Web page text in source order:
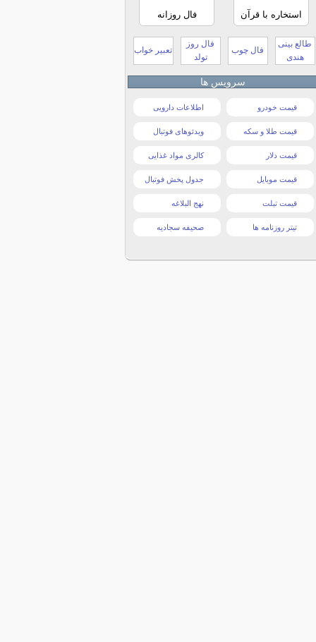
استخاره با قرآن فال روزانه
طالع بینی
هندی
فال چوب
فال روز
تولد
تعبیر خواب
سرویس ها
قیمت خودرو اطلاعات دارویی
قیمت طلا و سکه ویدئوهای فوتبال
قیمت دلار کالری مواد غذایی
قیمت موبایل جدول پخش فوتبال
قیمت تبلت نهج البلاغه
تیتر روزنامه ها صحیفه سجادیه